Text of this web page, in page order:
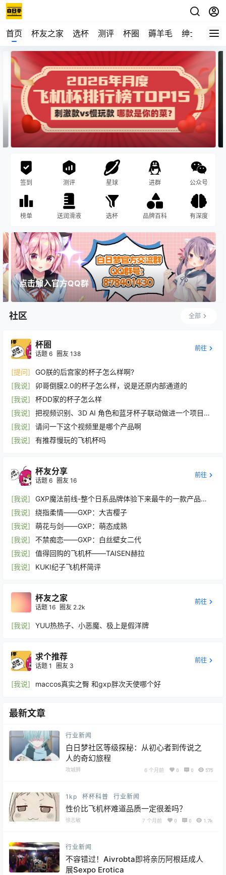
首页 杯友之家 选杯 测评 杯圈 薅羊毛 绅士 视频
签到 测评 星球 进群 公众号
榜单 送润滑液 选杯 品牌百科 有深度
点击加入官方QQ群
社区 全部
杯圈
话题 6 圈友 138
前往
[提问]
GO朕的后宫家的杯子怎么样啊?
[我说]
卯哥倒膜2.0的杯子怎么样，说是还原内部通道的
[我说]
杯DD家的杯子怎么样
[我说]
把视频识别、3D AI 角色和蓝牙杯子联动做进一个项目里
后，我想找第一批核心种子同好
[我说]
请问一下这个视频里是哪个产品啊
[我说]
有推荐慢玩的飞机杯吗
杯友分享
话题 6 圈友 16
前往
[我说]
GXP魔法前线-整个日系品牌体验下来最牛的一款产品
——-对子哈特什么的请靠边站！
[我说]
绕指柔情——GXP：大吉樱子
[我说]
萌花与剑——GXP：萌态成熟
[我说]
不禁痴恋——GXP：白丝壁女二代
[我说]
值得回购的飞机杯——TAISEN赫拉
[我说]
KUKI纪子飞机杯简评
杯友之家
话题 16 圈友 2.2k
前往
[我说] YUU热热子、小恶魔、极上是假洋牌
求个推荐
话题 1 圈友 3
前往
[我说] maccos真实之臀 和gxp胖次天使哪个好
最新文章
行业新闻
白日梦社区等级探秘：从初心者到传说之
人的奇幻旅程
攻城狮 6 个月前 0 0 575
1kp 杯杯科普 行业新闻
性价比飞机杯难道品质一定很差吗？
徐志敏 7 个月前 0 0 1.7k
行业新闻
不容错过！Aivrobta即将亲历阿根廷成人
展Sexpo Erotica